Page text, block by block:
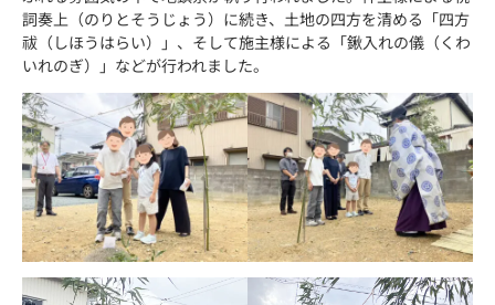
詞奏上（のりとそうじょう）に続き、土地の四方を清める「四方
祓（しほうはらい）」、そして施主様による「鍬入れの儀（くわ
いれのぎ）」などが行われました。